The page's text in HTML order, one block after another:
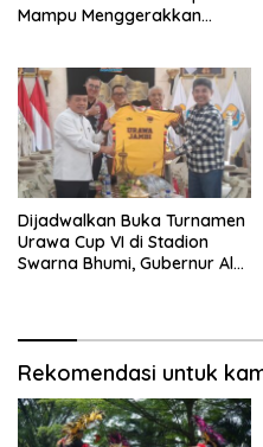
Mampu Menggerakkan
Dijadwalkan Buka Turnamen
Urawa Cup VI di Stadion
Swarna Bhumi, Gubernur Al
Rekomendasi untuk